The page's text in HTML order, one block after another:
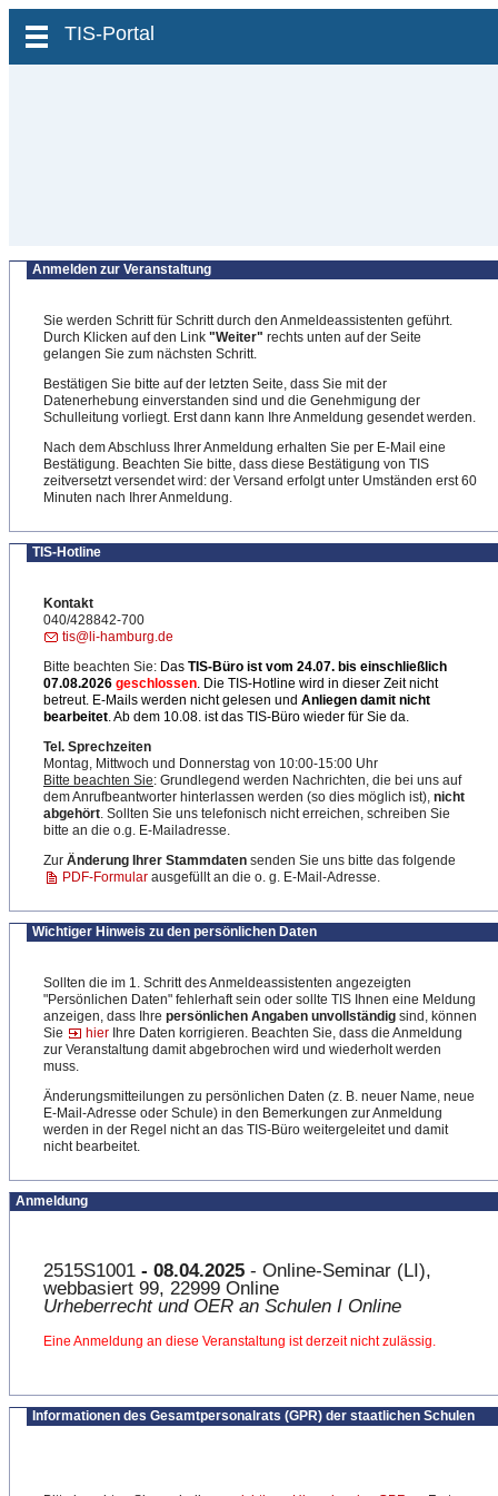
zum Inhalt wechseln
TIS-Portal
Anmelden zur Veranstaltung
Sie werden Schritt für Schritt durch den Anmeldeassistenten geführt.
Durch Klicken auf den Link "Weiter" rechts unten auf der Seite
gelangen Sie zum nächsten Schritt.
Bestätigen Sie bitte auf der letzten Seite, dass Sie mit der
Datenerhebung einverstanden sind und die Genehmigung der
Schulleitung vorliegt. Erst dann kann Ihre Anmeldung gesendet werden.
Nach dem Abschluss Ihrer Anmeldung erhalten Sie per E-Mail eine
Bestätigung. Beachten Sie bitte, dass diese Bestätigung von TIS
zeitversetzt versendet wird: der Versand erfolgt unter Umständen erst 60
Minuten nach Ihrer Anmeldung.
TIS-Hotline
Kontakt
040/428842-700
tis@li-hamburg.de
Bitte beachten Sie: Das TIS-Büro ist vom 24.07. bis einschließlich
07.08.2026 geschlossen. Die TIS-Hotline wird in dieser Zeit nicht
betreut. E-Mails werden nicht gelesen und Anliegen damit nicht
bearbeitet. Ab dem 10.08. ist das TIS-Büro wieder für Sie da.
Tel. Sprechzeiten
Montag, Mittwoch und Donnerstag von 10:00-15:00 Uhr
Bitte beachten Sie: Grundlegend werden Nachrichten, die bei uns auf
dem Anrufbeantworter hinterlassen werden (so dies möglich ist), nicht
abgehört. Sollten Sie uns telefonisch nicht erreichen, schreiben Sie
bitte an die o.g. E-Mailadresse.
Zur Änderung Ihrer Stammdaten senden Sie uns bitte das folgende
PDF-Formular ausgefüllt an die o. g. E-Mail-Adresse.
Wichtiger Hinweis zu den persönlichen Daten
Sollten die im 1. Schritt des Anmeldeassistenten angezeigten
"Persönlichen Daten" fehlerhaft sein oder sollte TIS Ihnen eine Meldung
anzeigen, dass Ihre persönlichen Angaben unvollständig sind, können
Sie
hier Ihre Daten korrigieren. Beachten Sie, dass die Anmeldung
zur Veranstaltung damit abgebrochen wird und wiederholt werden
muss.
Änderungsmitteilungen zu persönlichen Daten (z. B. neuer Name, neue
E-Mail-Adresse oder Schule) in den Bemerkungen zur Anmeldung
werden in der Regel nicht an das TIS-Büro weitergeleitet und damit
nicht bearbeitet.
Anmeldung
2515S1001 - 08.04.2025 - Online-Seminar (LI),
webbasiert 99, 22999 Online
Urheberrecht und OER an Schulen I Online
Eine Anmeldung an diese Veranstaltung ist derzeit nicht zulässig.
Informationen des Gesamtpersonalrats (GPR) der staatlichen Schulen